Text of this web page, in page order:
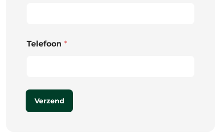
Telefoon *
Verzend